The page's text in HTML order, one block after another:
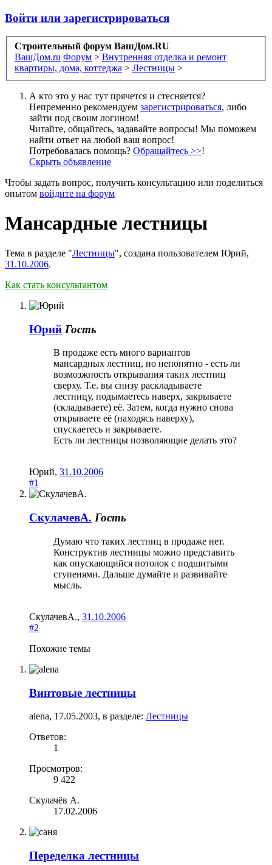
Войти или зарегистрироваться
Строительный форум ВашДом.RU
ВашДом.ru Форум > Внутренняя отделка и ремонт
квартиры, дома, коттеджа > Лестницы >
А кто это у нас тут прячется и стесняется?
Непременно рекомендуем зарегистрироваться, либо
зайти под своим логином!
Читайте, общайтесь, задавайте вопросы! Мы поможем
найти ответ на любой ваш вопрос!
Потребовалась помощь? Обращайтесь >>!
Скрыть объявление
Чтобы задать вопрос, получить консультацию или поделиться
опытом войдите на форум
Мансардные лестницы
Тема в разделе "Лестницы", создана пользователем Юрий,
31.10.2006.
Как стать консультантом
Юрий Гость
В продаже есть много вариантов
мансардных лестниц, но непонятно - есть ли
возмозжность открывания таких лестниц
сверху. Т.е. вы снизу раскладываете
лестницу, подымаетесь наверх, закрываете
(складываете) её. Затем, когда нужно снова
открываете её (находясь наверху),
спускаетесь и закрываете.
Есть ли лестницы позволяющие делать это?
Юрий, 31.10.2006
#1
СкулачевА. Гость
Думаю что таких лестниц в продаже нет.
Конструктив лестницы можно представить
как опускающийся потолок с подшитыми
ступенями. Дальше думайте и развивайте
мысль.
СкулачевА., 31.10.2006
#2
Похожие темы
Винтовые лестницы
alena, 17.05.2003, в разделе: Лестницы
Ответов:
1
Просмотров:
9 422
Скулачёв А.
17.02.2006
Переделка лестницы